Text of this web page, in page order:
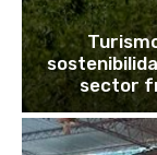
sector